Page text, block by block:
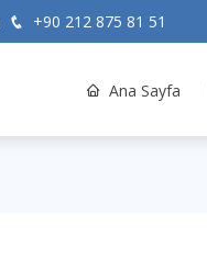
+90 212 875 81 51
Ana Sayfa